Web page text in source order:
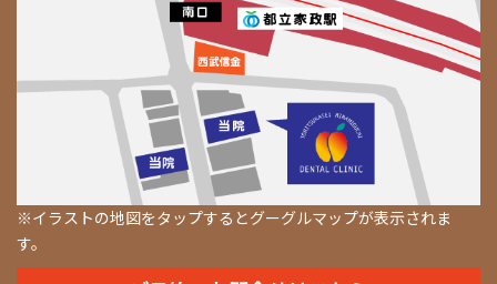
※イラストの地図をタップするとグーグルマップが表示されま
す。